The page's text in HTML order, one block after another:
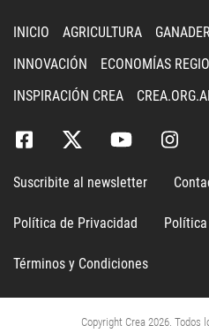
INICIO AGRICULTURA
INNOVACIÓN
ECONOMÍAS
INSPIRACIÓN CREA
Suscribite al newsletter
Política de Privacidad
Términos y Condiciones
Copyright Crea 2026. Todos